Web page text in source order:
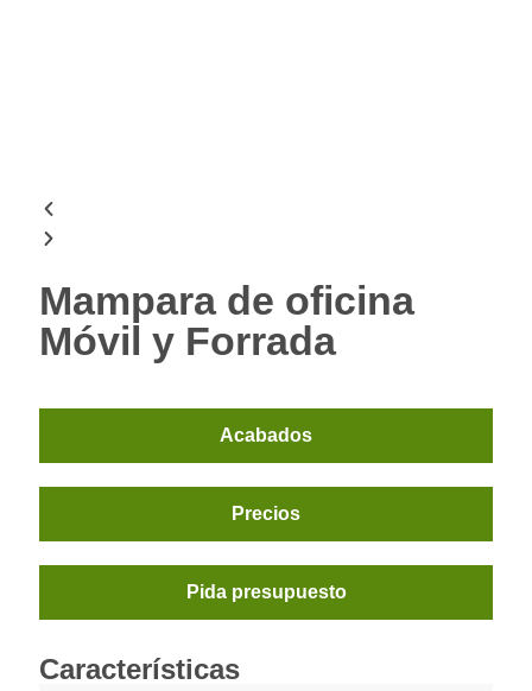
Mampara de oficina
Móvil y Forrada
Acabados
Precios
Pida presupuesto
Características